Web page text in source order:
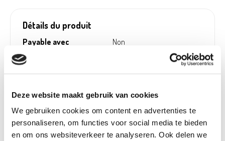
Deze website maakt gebruik van cookies
We gebruiken cookies om content en advertenties te
personaliseren, om functies voor social media te bieden
en om ons websiteverkeer te analyseren. Ook delen we
Détails du produit
Payable avec
Non
Poids:
Largeur (cm):
0 cm
Longueur (cm):
0 cm
Diamètre (cm):